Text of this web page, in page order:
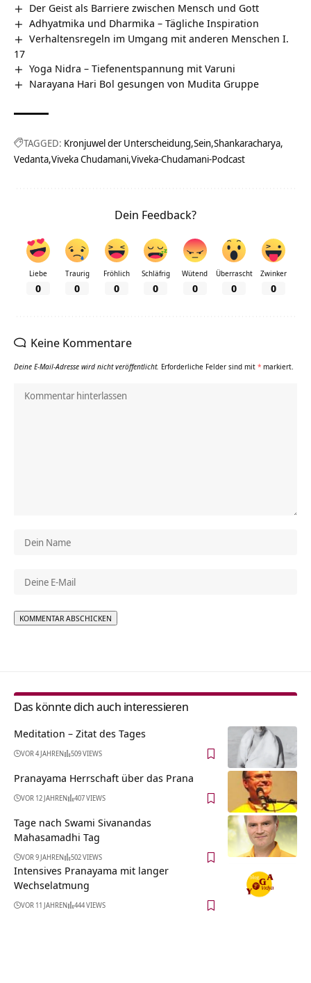
Der Geist als Barriere zwischen Mensch und Gott
Adhyatmika und Dharmika – Tägliche Inspiration
Verhaltensregeln im Umgang mit anderen Menschen I.
17
Yoga Nidra – Tiefenentspannung mit Varuni
Narayana Hari Bol gesungen von Mudita Gruppe
TAGGED: Kronjuwel der Unterscheidung Sein Shankaracharya
Vedanta Viveka Chudamani Viveka-Chudamani-Podcast
Dein Feedback?
Liebe
0
Traurig
0
Fröhlich
0
Schläfrig
0
Wütend
0
Überrascht
0
Zwinker
0
Keine Kommentare
Deine E-Mail-Adresse wird nicht veröffentlicht. Erforderliche Felder sind mit * markiert.
Das könnte dich auch interessieren
Meditation – Zitat des Tages
VOR 4 JAHREN 509 VIEWS
Pranayama Herrschaft über das Prana
VOR 12 JAHREN 407 VIEWS
Tage nach Swami Sivanandas
Mahasamadhi Tag
VOR 9 JAHREN 502 VIEWS
Intensives Pranayama mit langer
Wechselatmung
VOR 11 JAHREN 444 VIEWS